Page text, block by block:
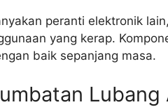
peranti elektronik
yang kerap.
baik sepanjang masa.
Lubang